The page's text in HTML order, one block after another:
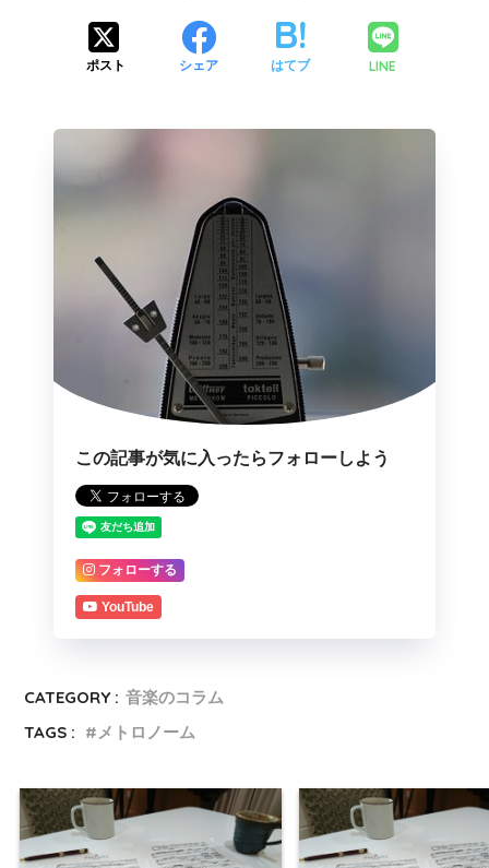
ポスト シェア はてブ LINE
この記事が気に入ったらフォローしよう
フォローする
YouTube
CATEGORY : 音楽のコラム
TAGS :
メトロノーム